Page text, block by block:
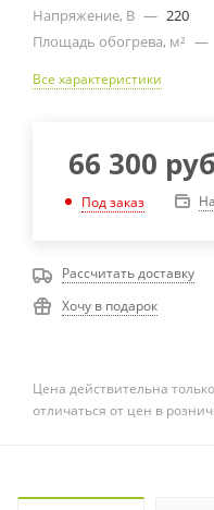
Напряжение, В — 220
Площадь обогрева, м² —
Все характеристики
66 300
Под заказ
Рассчитать доставку
Хочу в подарок
Цена действительна
отличаться от цен в